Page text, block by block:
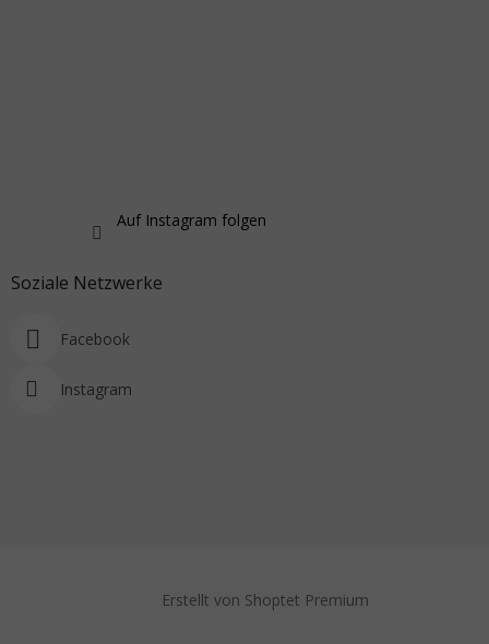
Auf Instagram folgen
Soziale Netzwerke
Facebook
Instagram
Erstellt von Shoptet Premium